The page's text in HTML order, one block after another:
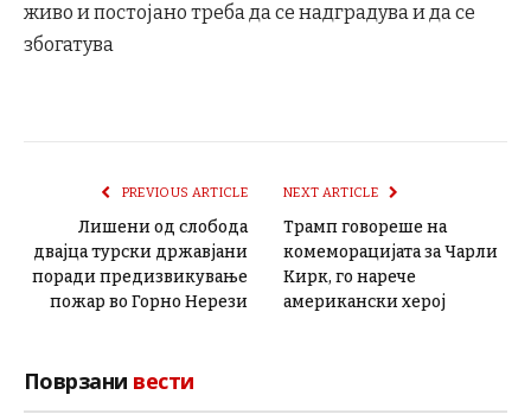
живо и постојано треба да се надградува и да се
збогатува
PREVIOUS ARTICLE
Лишени од слобода
двајца турски државјани
поради предизвикување
пожар во Горно Нерези
NEXT ARTICLE
Трамп говореше на
комеморацијата за Чарли
Кирк, го нарече
американски херој
Поврзани вести